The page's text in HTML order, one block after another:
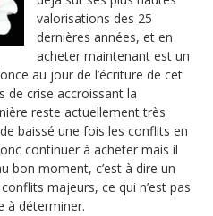
valorisations des 25
dernières années, et en
acheter maintenant est un
au jour de l’écriture de cet
de crise accroissant la
reste actuellement très
baissé une fois les conflits en
continuer à acheter mais il
bon moment, c’est à dire un
majeurs, ce qui n’est pas
à déterminer.